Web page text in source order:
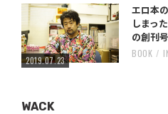
2019.07.23
エロ本
しまっ
の創刊
BOOK
WACK